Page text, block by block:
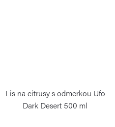
Lis na citrusy s odmerkou Ufo
Dark Desert 500 ml